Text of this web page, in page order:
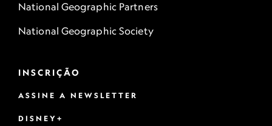
National Geographic Partners
National Geographic Society
INSCRIÇÃO
ASSINE A NEWSLETTER
DISNEY+